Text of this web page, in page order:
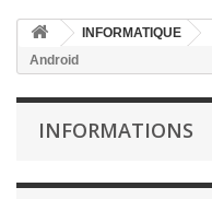
INFORMATIQUE
Android
INFORMATIONS